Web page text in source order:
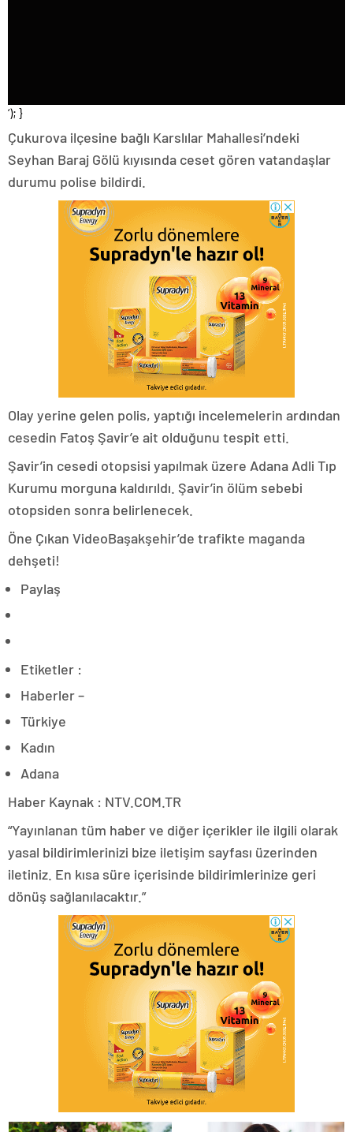
‘); }
Çukurova ilçesine bağlı Karslılar Mahallesi’ndeki
Seyhan Baraj Gölü kıyısında ceset gören vatandaşlar
durumu polise bildirdi.
Olay yerine gelen polis, yaptığı incelemelerin ardından
cesedin Fatoş Şavir’e ait olduğunu tespit etti.
Şavir’in cesedi otopsisi yapılmak üzere Adana Adli Tıp
Kurumu morguna kaldırıldı. Şavir’in ölüm sebebi
otopsiden sonra belirlenecek.
Öne Çıkan VideoBaşakşehir’de trafikte maganda
dehşeti!
Paylaş
Etiketler :
Haberler –
Türkiye
Kadın
Adana
Haber Kaynak : NTV.COM.TR
“Yayınlanan tüm haber ve diğer içerikler ile ilgili olarak
yasal bildirimlerinizi bize iletişim sayfası üzerinden
iletiniz. En kısa süre içerisinde bildirimlerinize geri
dönüş sağlanılacaktır.”